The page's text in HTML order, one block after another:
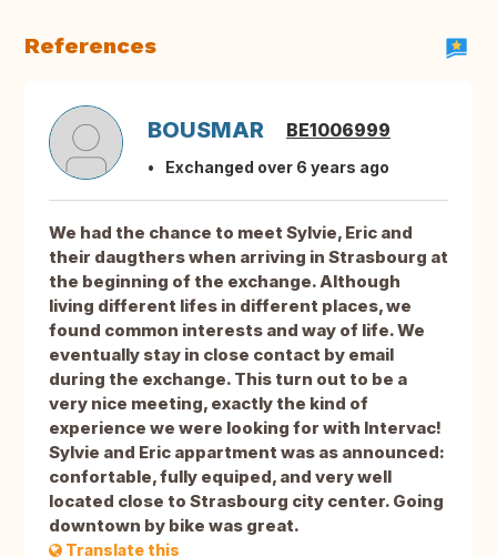
References
BOUSMAR BE1006999
Exchanged over 6 years ago
We had the chance to meet Sylvie, Eric and
their daugthers when arriving in Strasbourg at
the beginning of the exchange. Although
living different lifes in different places, we
found common interests and way of life. We
eventually stay in close contact by email
during the exchange. This turn out to be a
very nice meeting, exactly the kind of
experience we were looking for with Intervac!
Sylvie and Eric appartment was as announced:
confortable, fully equiped, and very well
located close to Strasbourg city center. Going
downtown by bike was great.
Translate this